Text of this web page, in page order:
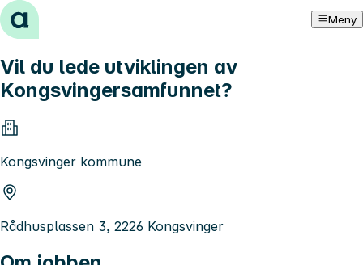
Hopp til innhold Meny
Vil du lede utviklingen av
Kongsvingersamfunnet?
Kongsvinger kommune
Rådhusplassen 3, 2226 Kongsvinger